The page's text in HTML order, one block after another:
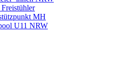
Freistühler
MH
U11 NRW